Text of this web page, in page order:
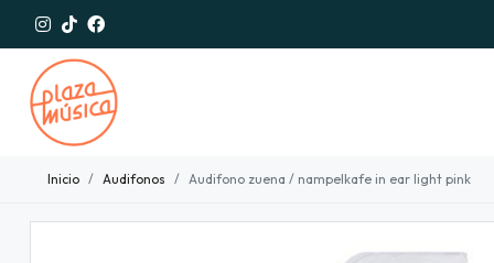
Inicio Audifonos Audifono zuena / nampelkafe in ear light pink